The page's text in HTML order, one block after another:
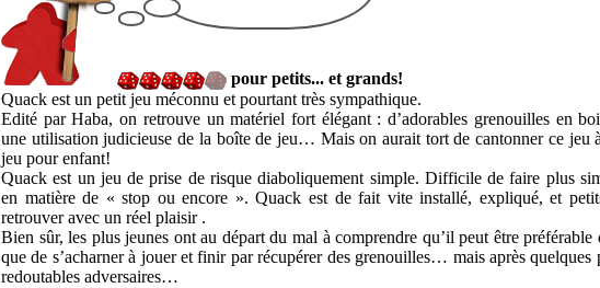
pour petits... et grands!
Quack est un petit jeu méconnu et pourtant très sympathique.
Edité par Haba, on retrouve un matériel fort élégant : d’adorables grenouilles en
une utilisation judicieuse de la boîte de jeu… Mais on aurait tort de cantonner ce jeu
jeu pour enfant!
Quack est un jeu de prise de risque diaboliquement simple. Difficile de faire plus
en matière de « stop ou encore ». Quack est de fait vite installé, expliqué, et
retrouver avec un réel plaisir .
Bien sûr, les plus jeunes ont au départ du mal à comprendre qu’il peut être préférable
que de s’acharner à jouer et finir par récupérer des grenouilles… mais après quelques
redoutables adversaires…